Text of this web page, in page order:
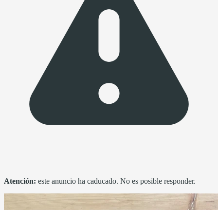
Atención: este anuncio ha caducado. No es posible responder.